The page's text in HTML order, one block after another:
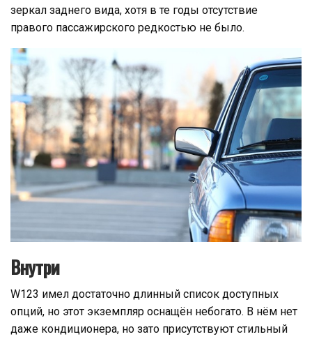
зеркал заднего вида, хотя в те годы отсутствие
правого пассажирского редкостью не было.
Внутри
W123 имел достаточно длинный список доступных
опций, но этот экземпляр оснащён небогато. В нём нет
даже кондиционера, но зато присутствуют стильный